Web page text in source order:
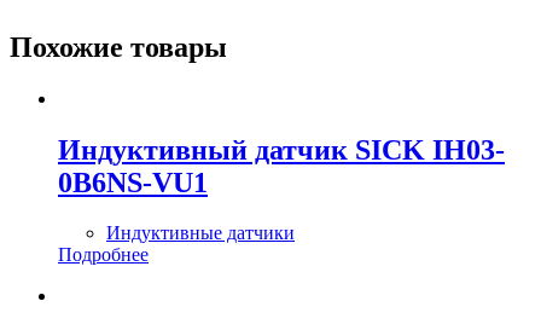
Похожие товары
Индуктивный датчик SICK IH03-
0B6NS-VU1
Индуктивные датчики
Подробнее